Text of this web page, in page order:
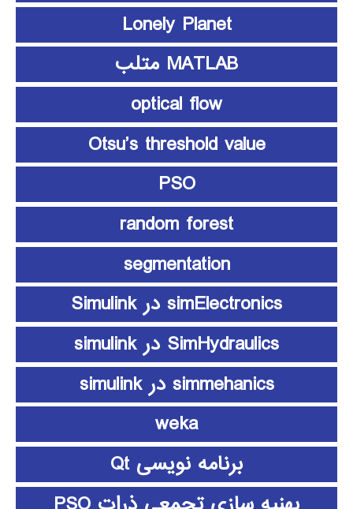
Lonely Planet
MATLAB متلب
optical flow
Otsu’s threshold value
PSO
random forest
segmentation
simElectronics در Simulink
SimHydraulics در simulink
simmehanics در simulink
weka
برنامه نویسی Qt